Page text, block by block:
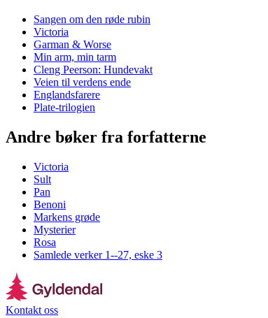
Sangen om den røde rubin
Victoria
Garman & Worse
Min arm, min tarm
Cleng Peerson: Hundevakt
Veien til verdens ende
Englandsfarere
Plate-trilogien
Andre bøker fra forfatterne
Victoria
Sult
Pan
Benoni
Markens grøde
Mysterier
Rosa
Samlede verker 1--27, eske 3
Kontakt oss